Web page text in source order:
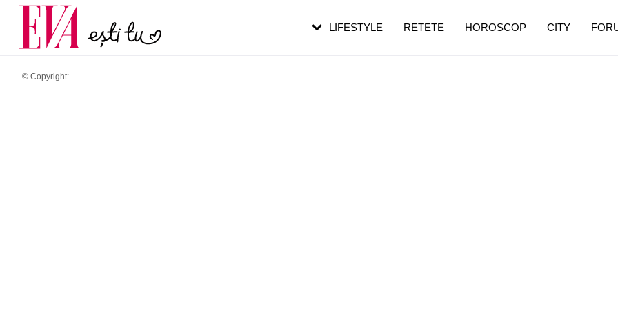
© Copyright:
LIFESTYLE RETETE HOROSCOP CITY
Carieră
Actualitate
pe măsură ce înaintezi în vârstă
de dureroasă este investigația